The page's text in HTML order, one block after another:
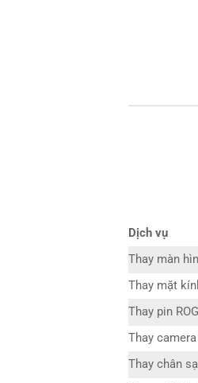
Dịch vụ
Thay màn
Thay mặt
Thay pin
Thay camera
Thay chân